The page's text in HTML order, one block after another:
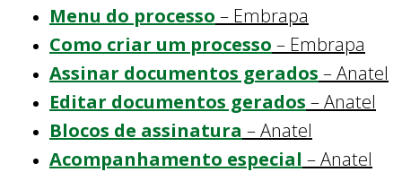
Menu do processo – Embrapa
Como criar um processo – Embrapa
Assinar documentos gerados – Anatel
Editar documentos gerados – Anatel
Blocos de assinatura – Anatel
Acompanhamento especial – Anatel